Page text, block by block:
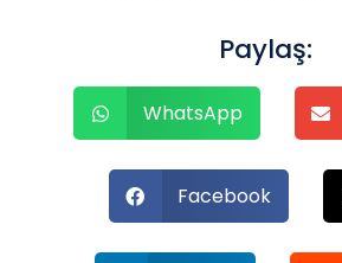
Paylaş:
WhatsApp
Facebook